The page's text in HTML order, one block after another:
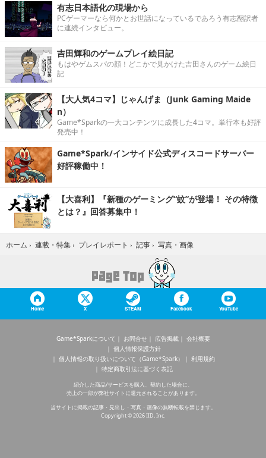
有志日本語化の現場から
PCゲーマーなら何かとお世話になっているであろう有志翻訳者
に連続インタビュー。
吉田輝和のゲームプレイ絵日記
もはやゲムスパの顔！どこかで見かけた吉田さんのゲーム絵日
記
【大人気4コマ】じゃんげま（Junk Gaming Maide
n）
Game*Sparkの一大コンテンツに成長した4コマ。単行本も好評
発売中！
Game*Spark/インサイド公式ディスコードサーバー
好評稼働中！
【大喜利】『新種のゲーミング“蚊”が登場！ その特徴
とは？』回答募集中！
ホーム › 連載・特集 › プレイレポート › 記事 › 写真・画像
Home X STEAM Facebook YouTube
Game*Sparkについて お問合せ 広告掲載
会社概要
個人情報保護方針
個人情報の取り扱いについて（Game*Spark）
利用規約
特定商取引法に基づく表記
紹介した商品/サービスを購入、契約した場合に、
売上の一部が弊社サイトに還元されることがあります。
当サイトに掲載の記事・見出し・写真・画像の無断転載を禁じます。
Copyright © 2026 IID, Inc.